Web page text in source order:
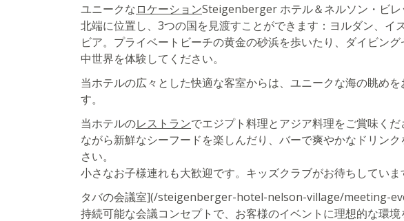
ユニークなロケーションSteigenberger ホテル＆ネルソン・ビ
北端に位置し、3つの国を見渡すことができます：ヨルダン、イ
ビア。プライベートビーチの黄金の砂浜を歩いたり、ダイビン
中世界を体験してください。
当ホテルの広々とした快適な客室からは、ユニークな海の眺めを
す。
当ホテルのレストランでエジプト料理とアジア料理をご賞味く
ながら新鮮なシーフードを楽しんだり、バーで爽やかなドリン
さい。
小さなお子様連れも大歓迎です。キッズクラブがお待ちしていま
タバの会議室](/steigenberger-hotel-nelson-village/meeting-
持続可能な会議コンセプトで、お客様のイベントに理想的な環境